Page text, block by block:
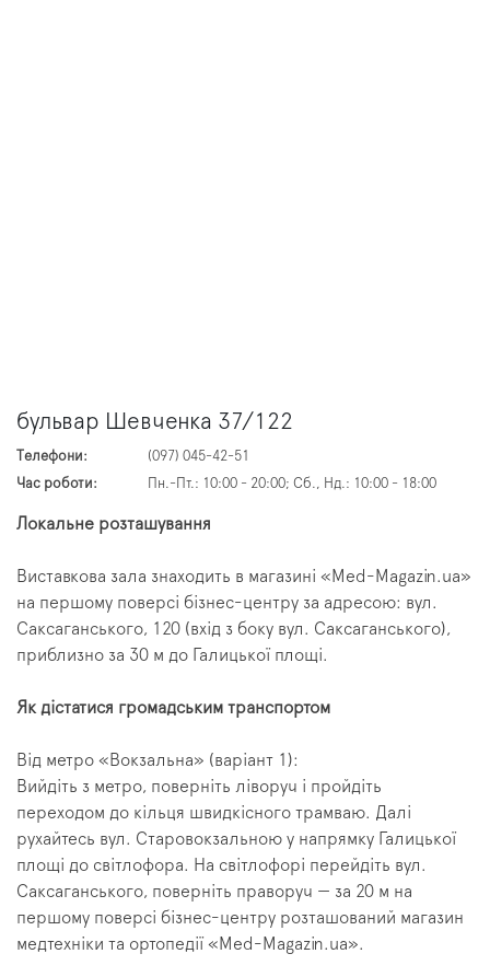
бульвар Шевченка 37/122
Телефони:
(097) 045-42-51
Час роботи:
Пн.-Пт.: 10:00 - 20:00; Сб., Нд.: 10:00 - 18:00
Локальне розташування
Виставкова зала знаходить в магазині «Med-Magazin.ua»
на першому поверсі бізнес-центру за адресою: вул.
Саксаганського, 120 (вхід з боку вул. Саксаганського),
приблизно за 30 м до Галицької площі.
Як дістатися громадським транспортом
Від метро «Вокзальна» (варіант 1):
Вийдіть з метро, поверніть ліворуч і пройдіть
переходом до кільця швидкісного трамваю. Далі
рухайтесь вул. Старовокзальною у напрямку Галицької
площі до світлофора. На світлофорі перейдіть вул.
Саксаганського, поверніть праворуч — за 20 м на
першому поверсі бізнес-центру розташований магазин
медтехніки та ортопедії «Med-Magazin.ua».